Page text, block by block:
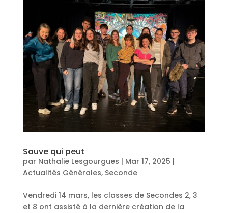
Sauve qui peut
par Nathalie Lesgourgues | Mar 17, 2025 |
Actualités Générales, Seconde
Vendredi 14 mars, les classes de Secondes 2, 3
et 8 ont assisté à la dernière création de la